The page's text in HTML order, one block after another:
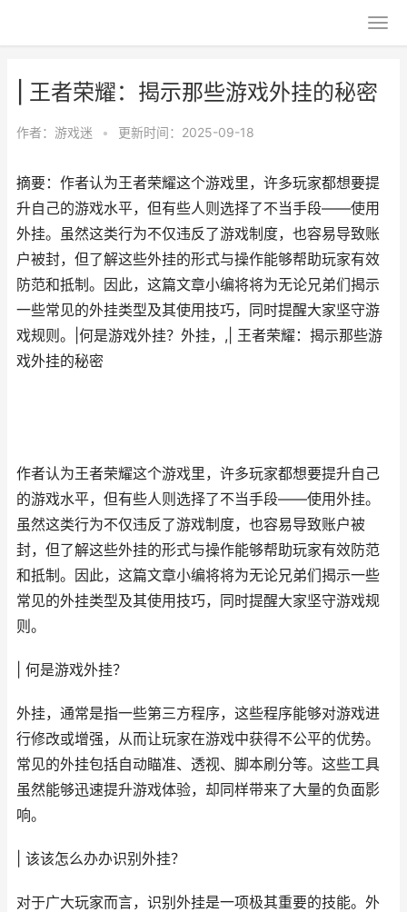
| 王者荣耀：揭示那些游戏外挂的秘密
作者： 游戏迷 • 更新时间：2025-09-18
摘要：作者认为王者荣耀这个游戏里，许多玩家都想要提
升自己的游戏水平，但有些人则选择了不当手段——使用
外挂。虽然这类行为不仅违反了游戏制度，也容易导致账
户被封，但了解这些外挂的形式与操作能够帮助玩家有效
防范和抵制。因此，这篇文章小编将将为无论兄弟们揭示
一些常见的外挂类型及其使用技巧，同时提醒大家坚守游
戏规则。|何是游戏外挂？外挂，,| 王者荣耀：揭示那些游
戏外挂的秘密
作者认为王者荣耀这个游戏里，许多玩家都想要提升自己
的游戏水平，但有些人则选择了不当手段——使用外挂。
虽然这类行为不仅违反了游戏制度，也容易导致账户被
封，但了解这些外挂的形式与操作能够帮助玩家有效防范
和抵制。因此，这篇文章小编将将为无论兄弟们揭示一些
常见的外挂类型及其使用技巧，同时提醒大家坚守游戏规
则。
| 何是游戏外挂？
外挂，通常是指一些第三方程序，这些程序能够对游戏进
行修改或增强，从而让玩家在游戏中获得不公平的优势。
常见的外挂包括自动瞄准、透视、脚本刷分等。这些工具
虽然能够迅速提升游戏体验，却同样带来了大量的负面影
响。
| 该该怎么办办识别外挂？
对于广大玩家而言，识别外挂是一项极其重要的技能。外